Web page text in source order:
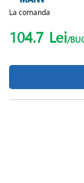
La comanda
104.7 Lei/